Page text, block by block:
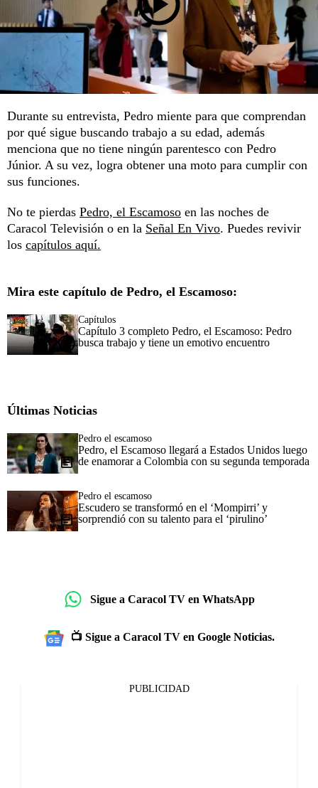
Durante su entrevista, Pedro miente para que comprendan
por qué sigue buscando trabajo a su edad, además
menciona que no tiene ningún parentesco con Pedro
Júnior. A su vez, logra obtener una moto para cumplir con
sus funciones.
No te pierdas Pedro, el Escamoso en las noches de
Caracol Televisión o en la Señal En Vivo. Puedes revivir
los capítulos aquí.
Mira este capítulo de Pedro, el Escamoso:
Capítulos
Capítulo 3 completo Pedro, el Escamoso: Pedro
busca trabajo y tiene un emotivo encuentro
Últimas Noticias
Pedro el escamoso
Pedro, el Escamoso llegará a Estados Unidos luego
de enamorar a Colombia con su segunda temporada
Pedro el escamoso
Escudero se transformó en el ‘Mompirri’ y
sorprendió con su talento para el ‘pirulino’
Sigue a Caracol TV en WhatsApp
📺 Sigue a Caracol TV en Google Noticias.
PUBLICIDAD